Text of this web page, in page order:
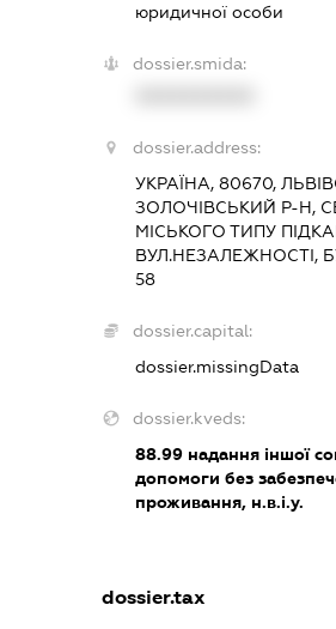
юридичної особи
dossier.smida:
dossier.address:
УКРАЇНА, 80670,
ЗОЛОЧІВСЬКИЙ Р-Н,
МІСЬКОГО ТИПУ
ВУЛ.НЕЗАЛЕЖНОСТІ,
58
dossier.capital:
dossier.missingData
dossier.kveds:
88.99 надання іншої
допомоги без
проживання, н.в.і.у.
dossier.tax